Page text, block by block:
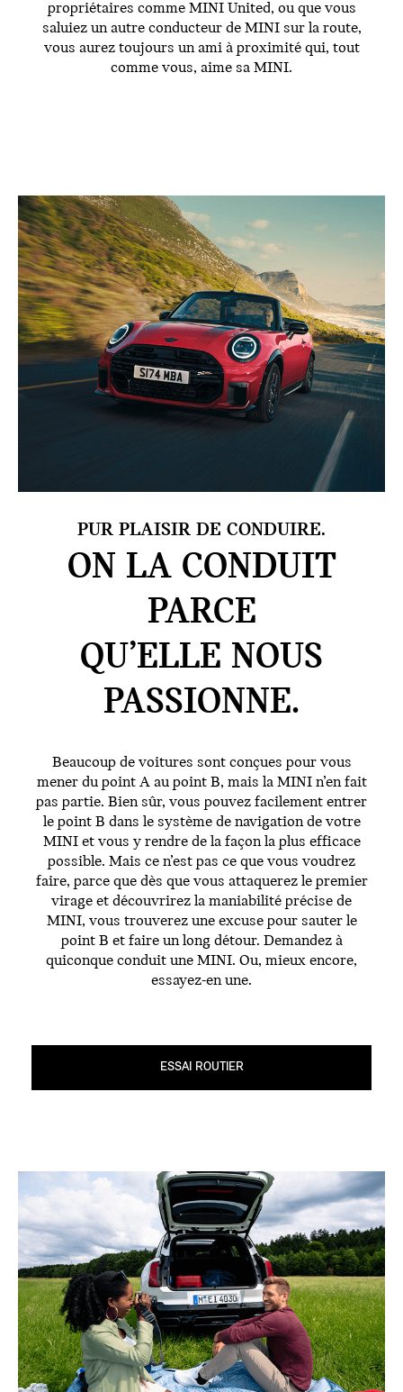
propriétaires comme MINI United, ou que vous
saluiez un autre conducteur de MINI sur la route,
vous aurez toujours un ami à proximité qui, tout
comme vous, aime sa MINI.
PUR PLAISIR DE CONDUIRE.
ON LA CONDUIT
PARCE
QU’ELLE NOUS
PASSIONNE.
Beaucoup de voitures sont conçues pour vous
mener du point A au point B, mais la MINI n’en fait
pas partie. Bien sûr, vous pouvez facilement entrer
le point B dans le système de navigation de votre
MINI et vous y rendre de la façon la plus efficace
possible. Mais ce n’est pas ce que vous voudrez
faire, parce que dès que vous attaquerez le premier
virage et découvrirez la maniabilité précise de
MINI, vous trouverez une excuse pour sauter le
point B et faire un long détour. Demandez à
quiconque conduit une MINI. Ou, mieux encore,
essayez-en une.
ESSAI ROUTIER